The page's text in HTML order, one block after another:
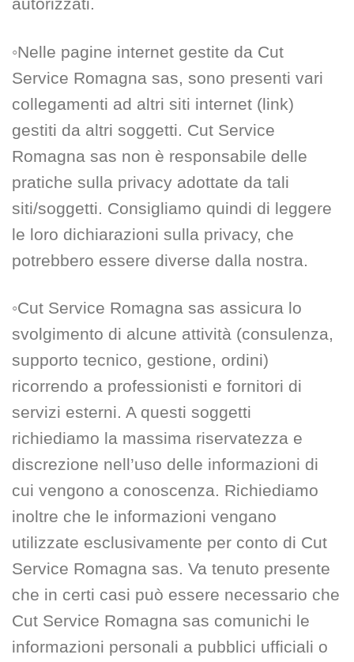
autorizzati.
◦Nelle pagine internet gestite da Cut
Service Romagna sas, sono presenti vari
collegamenti ad altri siti internet (link)
gestiti da altri soggetti. Cut Service
Romagna sas non è responsabile delle
pratiche sulla privacy adottate da tali
siti/soggetti. Consigliamo quindi di leggere
le loro dichiarazioni sulla privacy, che
potrebbero essere diverse dalla nostra.
◦Cut Service Romagna sas assicura lo
svolgimento di alcune attività (consulenza,
supporto tecnico, gestione, ordini)
ricorrendo a professionisti e fornitori di
servizi esterni. A questi soggetti
richiediamo la massima riservatezza e
discrezione nell’uso delle informazioni di
cui vengono a conoscenza. Richiediamo
inoltre che le informazioni vengano
utilizzate esclusivamente per conto di Cut
Service Romagna sas. Va tenuto presente
che in certi casi può essere necessario che
Cut Service Romagna sas comunichi le
informazioni personali a pubblici ufficiali o